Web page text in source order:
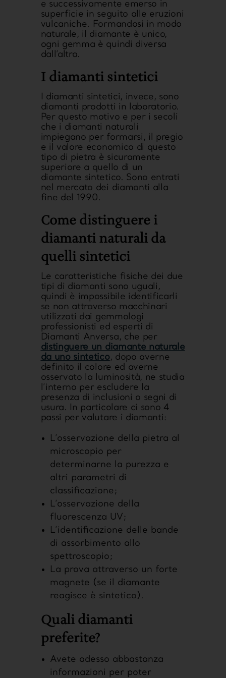
e successivamente emerso in
superficie in seguito alle eruzioni
vulcaniche. Formandosi in modo
naturale, il diamante è unico,
ogni gemma è quindi diversa
dall’altra.
I diamanti sintetici
I diamanti sintetici, invece, sono
diamanti prodotti in laboratorio.
Per questo motivo e per i secoli
che i diamanti naturali
impiegano per formarsi, il pregio
e il valore economico di questo
tipo di pietra è sicuramente
superiore a quello di un
diamante sintetico. Sono entrati
nel mercato dei diamanti alla
fine del 1990.
Come distinguere i
diamanti naturali da
quelli sintetici
Le caratteristiche fisiche dei due
tipi di diamanti sono uguali,
quindi è impossibile identificarli
se non attraverso macchinari
utilizzati dai gemmologi
professionisti ed esperti di
Diamanti Anversa, che per
distinguere un diamante naturale
da uno sintetico, dopo averne
definito il colore ed averne
osservato la luminosità, ne studia
l’interno per escludere la
presenza di inclusioni o segni di
usura. In particolare ci sono 4
passi per valutare i diamanti:
L’osservazione della pietra al
microscopio per
determinarne la purezza e
altri parametri di
classificazione;
L’osservazione della
fluorescenza UV;
L’identificazione delle bande
di assorbimento allo
spettroscopio;
La prova attraverso un forte
magnete (se il diamante
reagisce è sintetico).
Quali diamanti
preferite?
Avete adesso abbastanza
informazioni per poter